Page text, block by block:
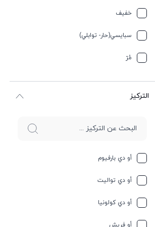
تيربيني
جلد
جوز الهند
حامِض
خفیف
سبایسي(حار- توابلي)
مُرّ
التركيز
أو دي بارفيوم
أو دي تواليت
أو دي كولونيا
أو فريش